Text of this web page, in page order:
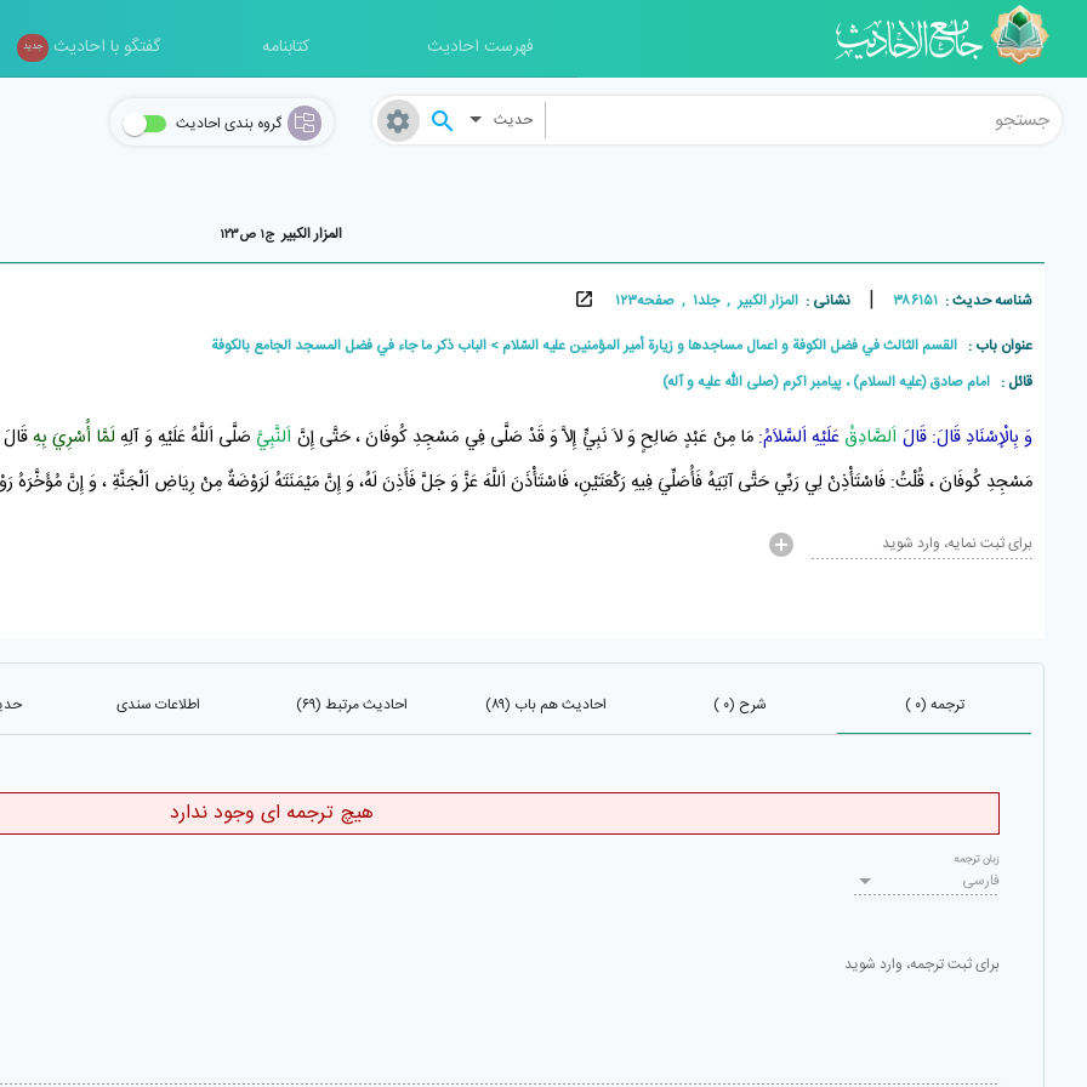
فهرست احادیث کتابنامه گفتگو با احادیث جدید
حدیث گروه بندی احادیث
المزار الکبير ج۱ ص۱۲۳
شناسه حدیث : ۳۸۶۱۵۱ | نشانی : المزار الکبير , جلد۱ , صفحه۱۲۳
عنوان باب : القسم الثالث في فضل الكوفة و اعمال مساجدها و زيارة أمير المؤمنين عليه السّلام
الباب ذكر ما جاء في فضل المسجد الجامع بالكوفة
قائل : امام صادق (علیه السلام) ، پيامبر اکرم (صلی الله علیه و آله)
وَ بِالْإِسْنَادِ قَالَ: قَالَ اَلصَّادِقُ عَلَيْهِ اَلسَّلاَمُ: مَا مِنْ عَبْدٍ صَالِحٍ وَ لاَ نَبِيٍّ إِلاَّ وَ قَدْ صَلَّى فِي مَسْجِدِ كُوفَانَ، حَتَّى إِنَّ اَلنَّبِيَّ صَلَّى اَللَّهُ عَلَيْهِ وَ آلِهِ لَمَّا أُسْرِيَ بِهِ
مَسْجِدِ كُوفَانَ، قُلْتُ: فَاسْتَأْذِنْ لِي رَبِّي حَتَّى آتِيَهُ فَأُصَلِّيَ فِيهِ رَكْعَتَيْنِ، فَاسْتَأْذَنَ اَللَّهَ عَزَّ وَ جَلَّ فَأَذِنَ لَهُ، وَ إِنَّ مَيْمَنَتَهُ لَرَوْضَةٌ مِنْ رِيَاضِ اَلْجَنَّةِ ، وَ إِنَّ مُؤَخَّرَهُ
برای ثبت نمایه، وارد شوید
ترجمه (۰ ) شرح (۰ ) احادیث هم باب (۸۹) احادیث مرتبط (۶۹) اطلاعات سندی
هیچ ترجمه ای وجود ندارد
فارسی
زبان ترجمه
برای ثبت ترجمه، وارد شوید